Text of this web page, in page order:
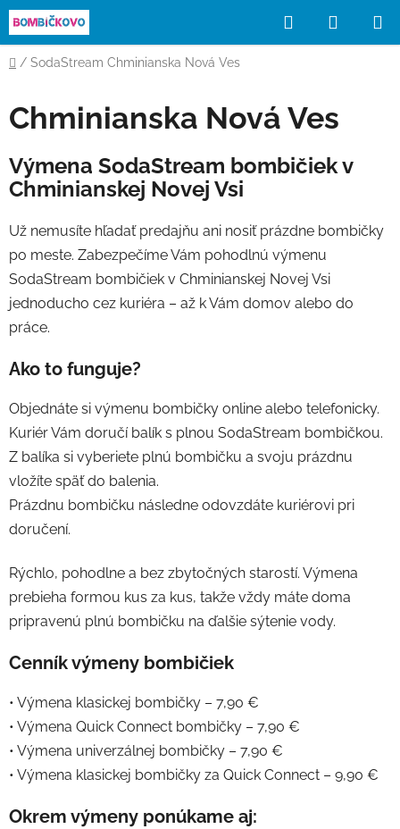
Prejsť
na
obsah
Hľadať
KOŠÍK
Domov
/ SodaStream Chminianska Nová Ves
Chminianska Nová Ves
Výmena SodaStream bombičiek v
Chminianskej Novej Vsi
Už nemusíte hľadať predajňu ani nosiť prázdne bombičky
po meste. Zabezpečíme Vám pohodlnú výmenu
SodaStream bombičiek v Chminianskej Novej Vsi
jednoducho cez kuriéra – až k Vám domov alebo do
práce.
Ako to funguje?
Objednáte si výmenu bombičky online alebo telefonicky.
Kuriér Vám doručí balík s plnou SodaStream bombičkou.
Z balíka si vyberiete plnú bombičku a svoju prázdnu
vložíte späť do balenia.
Prázdnu bombičku následne odovzdáte kuriérovi pri
doručení.
Rýchlo, pohodlne a bez zbytočných starostí. Výmena
prebieha formou kus za kus, takže vždy máte doma
pripravenú plnú bombičku na ďalšie sýtenie vody.
Cenník výmeny bombičiek
• Výmena klasickej bombičky – 7,90 €
• Výmena Quick Connect bombičky – 7,90 €
• Výmena univerzálnej bombičky – 7,90 €
• Výmena klasickej bombičky za Quick Connect – 9,90 €
Okrem výmeny ponúkame aj: